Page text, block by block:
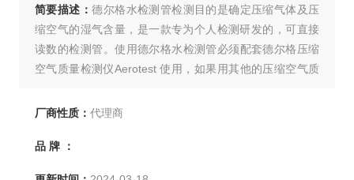
简要描述：德尔格水检测管检测目的是确定压缩气体及压
缩空气的湿气含量，是一款专为个人检测研发的，可直接
读数的检测管。使用德尔格水检测管必须配套德尔格压缩
空气质量检测仪Aerotest 使用，如果用其他的压缩空气质
测管 8103061
厂商性质： 代理商
品 牌 ：